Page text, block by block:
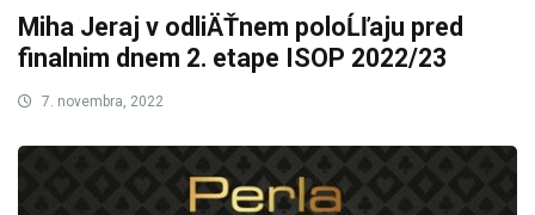
Miha Jeraj v odliÄŤnem poloĹľaju pred
finalnim dnem 2. etape ISOP 2022/23
7. novembra, 2022